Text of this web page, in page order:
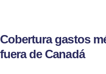
Cobertura gastos
fuera de Canadá